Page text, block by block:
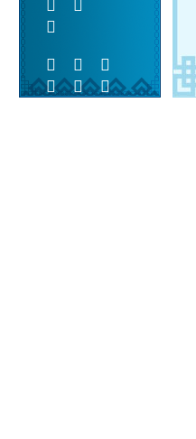
 